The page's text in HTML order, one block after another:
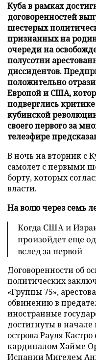
Куба в рамках
договоренностей
шестерых
признанных на
очереди на
полусотни
диссидентов.
положительно
Европой и США,
подверглись
кубинской
своего первого за
телеэфире
В ночь на вторник с
самолет с первыми
борту, которых
власти.
На волю через семь
Когда США и
произойдет еще
вслед за первой
Договоренности об
политических
«Группы 75»,
обвинению в
иностранные
достигнуты в
острова Рауля
кардиналом Хайме
Испании Мигелем